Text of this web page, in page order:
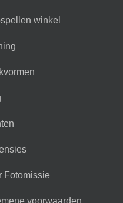
winkel
Fotomissie
voorwaarden